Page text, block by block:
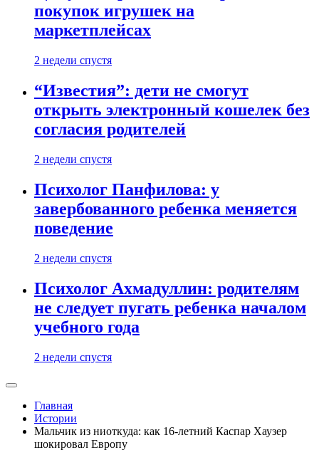
покупок игрушек на
маркетплейсах
2 недели спустя
“Известия”: дети не смогут
открыть электронный кошелек без
согласия родителей
2 недели спустя
Психолог Панфилова: у
завербованного ребенка меняется
поведение
2 недели спустя
Психолог Ахмадуллин: родителям
не следует пугать ребенка началом
учебного года
2 недели спустя
Главная
Истории
Мальчик из ниоткуда: как 16-летний Каспар Хаузер
шокировал Европу